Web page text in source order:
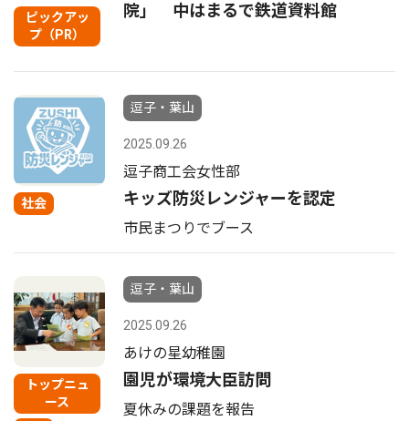
ピックアッ
プ（PR）
院」 中はまるで鉄道資料館
社会
逗子・葉山
2025.09.26
逗子商工会女性部
キッズ防災レンジャーを認定
市民まつりでブース
トップニュ
ース
逗子・葉山
2025.09.26
あけの星幼稚園
園児が環境大臣訪問
夏休みの課題を報告